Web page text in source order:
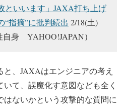
といいます」JAXA打ち上げ
“指摘”に批判続出 2/18(土)
自身 YAHOO!JAPAN）
と、JAXAはエンジニアの考え
て、誤魔化す意図なども全く
はないかという攻撃的な質問に